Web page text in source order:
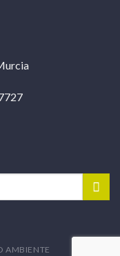
AMBIENTE